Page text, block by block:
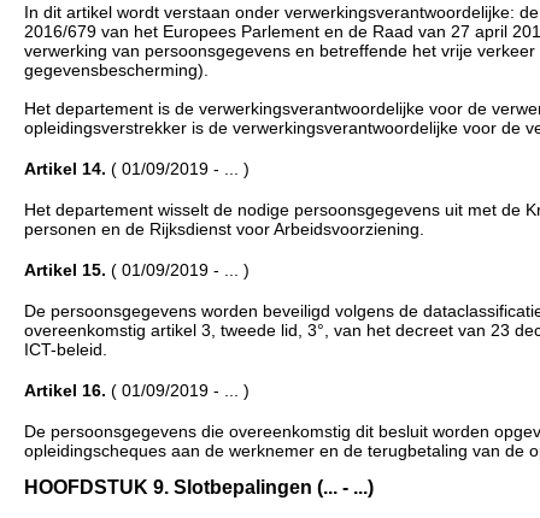
In dit artikel wordt verstaan onder verwerkingsverantwoordelijke:
2016/679 van het Europees Parlement en de Raad van 27 april
verwerking van persoonsgegevens en betreffende het vrije
gegevensbescherming).
Het departement is de verwerkingsverantwoordelijke voor de
opleidingsverstrekker is de verwerkingsverantwoordelijke voor de
Artikel 14. ( 01/09/2019 - ... )
Het departement wisselt de nodige persoonsgegevens uit met de
personen en de Rijksdienst voor Arbeidsvoorziening.
Artikel 15. ( 01/09/2019 - ... )
De persoonsgegevens worden beveiligd volgens de
overeenkomstig artikel 3, tweede lid, 3°, van het decreet van 23
ICT-beleid.
Artikel 16. ( 01/09/2019 - ... )
De persoonsgegevens die overeenkomstig dit besluit worden
opleidingscheques aan de werknemer en de terugbetaling van de
HOOFDSTUK 9. Slotbepalingen (... - ...)